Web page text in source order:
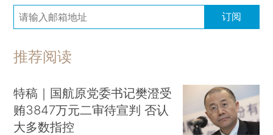
订阅
推荐阅读
特稿｜国航原党委书记樊澄受
贿3847万元二审待宣判 否认
大多数指控